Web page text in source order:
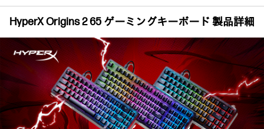
HyperX Origins 2 65 ゲーミングキーボード 製品詳細